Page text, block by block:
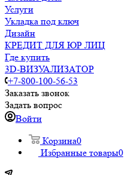
Услуги
Укладка под ключ
Дизайн
КРЕДИТ ДЛЯ ЮР ЛИЦ
Где купить
3D-ВИЗУАЛИЗАТОР
+7-800-100-56-53
Заказать звонок
Задать вопрос
Войти
Корзина0
Избранные товары0